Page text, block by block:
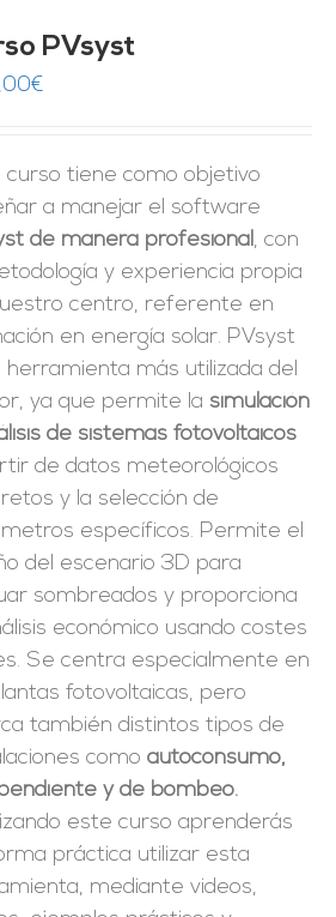
PVsyst
€
curso tiene como objetivo
a manejar el software
de manera profesional, con
y experiencia propia
centro, referente en
en energía solar. PVsyst
herramienta más utilizada del
ya que permite la simulación
de sistemas fotovoltaicos
de datos meteorológicos
y la selección de
específicos. Permite el
del escenario 3D para
sombreados y proporciona
económico usando costes
Se centra especialmente en
fotovoltaicas, pero
también distintos tipos de
comoautoconsumo,
y de bombeo.
este curso aprenderás
práctica utilizar esta
mediante videos,